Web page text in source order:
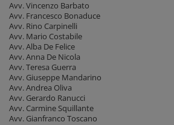
Avv. Vincenzo Barbato
Avv. Francesco Bonaduce
Avv. Rino Carpinelli
Avv. Mario Costabile
Avv. Alba De Felice
Avv. Anna De Nicola
Avv. Teresa Guerra
Avv. Giuseppe Mandarino
Avv. Andrea Oliva
Avv. Gerardo Ranucci
Avv. Carmine Squillante
Avv. Gianfranco Toscano